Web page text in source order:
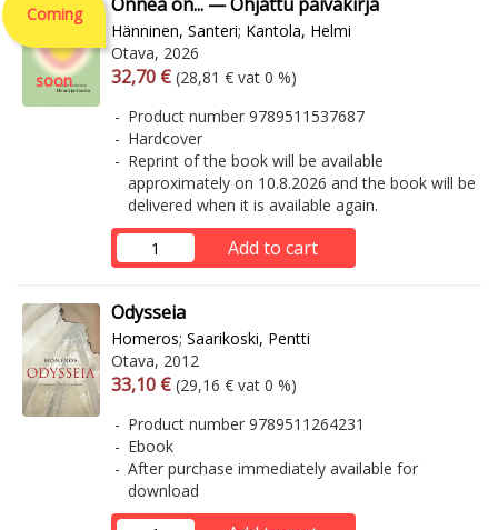
Coming
soon
Hänninen, Santeri; Kantola, Helmi
Otava, 2026
Arvonlisäverollinen hinta
32,70 € Excl. vat
(28,81 € vat 0 %)
Product number 9789511537687
Hardcover
Reprint of the book will be available
approximately on 10.8.2026 and the book will be
delivered when it is available again.
Add to cart
Odysseia
Homeros; Saarikoski, Pentti
Otava, 2012
Arvonlisäverollinen hinta
33,10 € Excl. vat
(29,16 € vat 0 %)
Product number 9789511264231
Ebook
After purchase immediately available for
download